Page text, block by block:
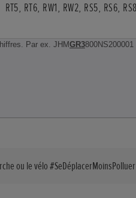
RT5, RT6, RW1, RW2, RS5, RS6,
Par ex. JHMGR3800NS200001
ou le vélo #SeDéplacerMoinsPolluer